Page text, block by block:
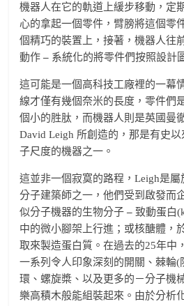
機器人在它的軌道上緩步移動，定
心的拿起一個零件，臂膀將這個零
個精巧的裝置上，接著，機器人往
動作 – 系統化的將零件們按照設計
這可能是一個高科技工廠裡的一幕
線才僅有幾個奈米的長度，零件們
個小的胜肽，而機器人則是英國曼
David Leigh 所創造的，那是有史
子尺度的機器之一。
這並非一個寂寞的路程，Leigh是
分子建築師之一，他們受到啟發而
似分子機器的生物分子 – 致動蛋白
中的微小腳架上行進；或核醣體，
取來製造蛋白質。在過去的25年中
一系列令人印象深刻的開關、棘輪(
環、螺旋槳、以及更多的－分子機
樂高積木般能組裝起來。由於分析